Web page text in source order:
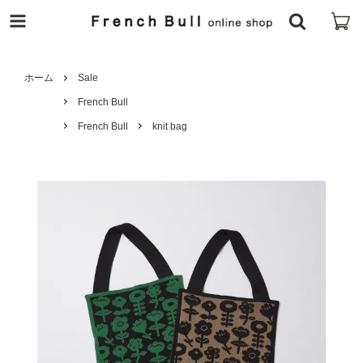
ホーム Sale
French Bull
French Bull knit bag